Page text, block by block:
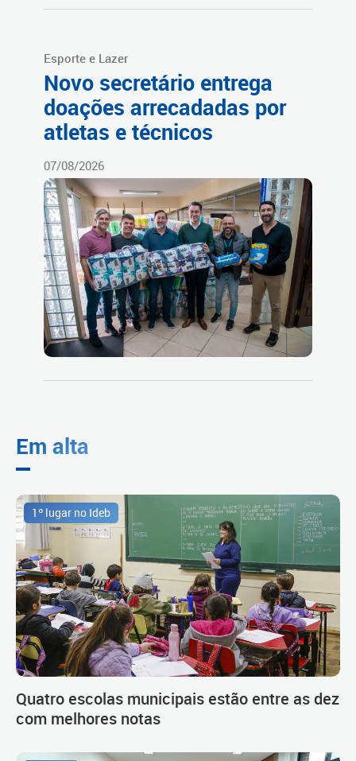
Esporte e Lazer
Novo secretário entrega
doações arrecadadas por
atletas e técnicos
07/08/2026
Em alta
1º lugar no Ideb
Quatro escolas municipais estão entre as dez
com melhores notas